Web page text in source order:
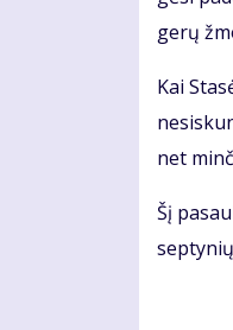
ge­rų
Kai
net
Šį